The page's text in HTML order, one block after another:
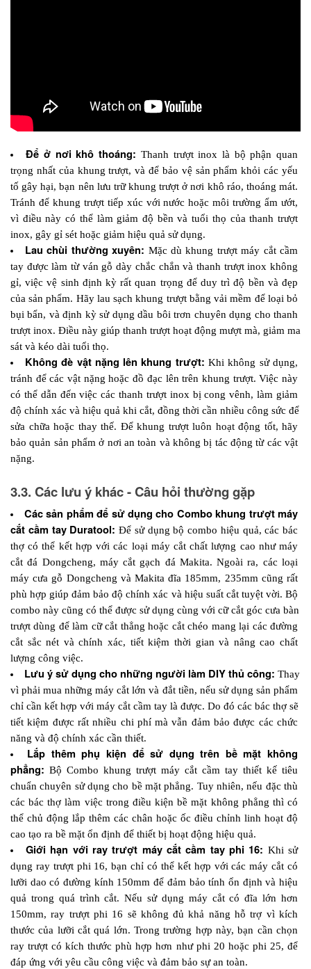
Để ở nơi khô thoáng: Thanh trượt inox là bộ phận quan
trọng nhất của khung trượt, và để bảo vệ sản phẩm khỏi các yếu
tố gây hại, bạn nên lưu trữ khung trượt ở nơi khô ráo, thoáng mát.
Tránh để khung trượt tiếp xúc với nước hoặc môi trường ẩm ướt,
vì điều này có thể làm giảm độ bền và tuổi thọ của thanh trượt
inox, gây gỉ sét hoặc giảm hiệu quả sử dụng.
Lau chùi thường xuyên: Mặc dù khung trượt máy cắt cầm
tay được làm từ ván gỗ dày chắc chắn và thanh trượt inox không
gỉ, việc vệ sinh định kỳ rất quan trọng để duy trì độ bền và đẹp
của sản phẩm. Hãy lau sạch khung trượt bằng vải mềm để loại bỏ
bụi bẩn, và định kỳ sử dụng dầu bôi trơn chuyên dụng cho thanh
trượt inox. Điều này giúp thanh trượt hoạt động mượt mà, giảm ma
sát và kéo dài tuổi thọ.
Không đè vật nặng lên khung trượt: Khi không sử dụng,
tránh để các vật nặng hoặc đồ đạc lên trên khung trượt. Việc này
có thể dẫn đến việc các thanh trượt inox bị cong vênh, làm giảm
độ chính xác và hiệu quả khi cắt, đồng thời cần nhiều công sức để
sửa chữa hoặc thay thế. Để khung trượt luôn hoạt động tốt, hãy
bảo quản sản phẩm ở nơi an toàn và không bị tác động từ các vật
nặng.
3.3. Các lưu ý khác - Câu hỏi thường gặp
Các sản phẩm để sử dụng cho Combo khung trượt máy
cắt cầm tay Duratool: Để sử dụng bộ combo hiệu quả, các bác
thợ có thể kết hợp với các loại máy cắt chất lượng cao như máy
cắt đá Dongcheng, máy cắt gạch đá Makita. Ngoài ra, các loại
máy cưa gỗ Dongcheng và Makita đĩa 185mm, 235mm cũng rất
phù hợp giúp đảm bảo độ chính xác và hiệu suất cắt tuyệt vời. Bộ
combo này cũng có thể được sử dụng cùng với cữ cắt góc cưa bàn
trượt dùng để làm cữ cắt thẳng hoặc cắt chéo mang lại các đường
cắt sắc nét và chính xác, tiết kiệm thời gian và nâng cao chất
lượng công việc.
Lưu ý sử dụng cho những người làm DIY thủ công: Thay
vì phải mua những máy cắt lớn và đắt tiền, nếu sử dụng sản phẩm
chỉ cần kết hợp với máy cắt cầm tay là được. Do đó các bác thợ sẽ
tiết kiệm được rất nhiều chi phí mà vẫn đảm bảo được các chức
năng và độ chính xác cần thiết.
Lắp thêm phụ kiện để sử dụng trên bề mặt không
phẳng: Bộ Combo khung trượt máy cắt cầm tay thiết kế tiêu
chuẩn chuyên sử dụng cho bề mặt phẳng. Tuy nhiên, nếu đặc thù
các bác thợ làm việc trong điều kiện bề mặt không phẳng thì có
thể chủ động lắp thêm các chân hoặc ốc điều chỉnh linh hoạt độ
cao tạo ra bề mặt ổn định để thiết bị hoạt động hiệu quả.
Giới hạn với ray trượt máy cắt cầm tay phi 16: Khi sử
dụng ray trượt phi 16, bạn chỉ có thể kết hợp với các máy cắt có
lưỡi dao có đường kính 150mm để đảm bảo tính ổn định và hiệu
quả trong quá trình cắt. Nếu sử dụng máy cắt có đĩa lớn hơn
150mm, ray trượt phi 16 sẽ không đủ khả năng hỗ trợ vì kích
thước của lưỡi cắt quá lớn. Trong trường hợp này, bạn cần chọn
ray trượt có kích thước phù hợp hơn như phi 20 hoặc phi 25, để
đáp ứng với yêu cầu công việc và đảm bảo sự an toàn.